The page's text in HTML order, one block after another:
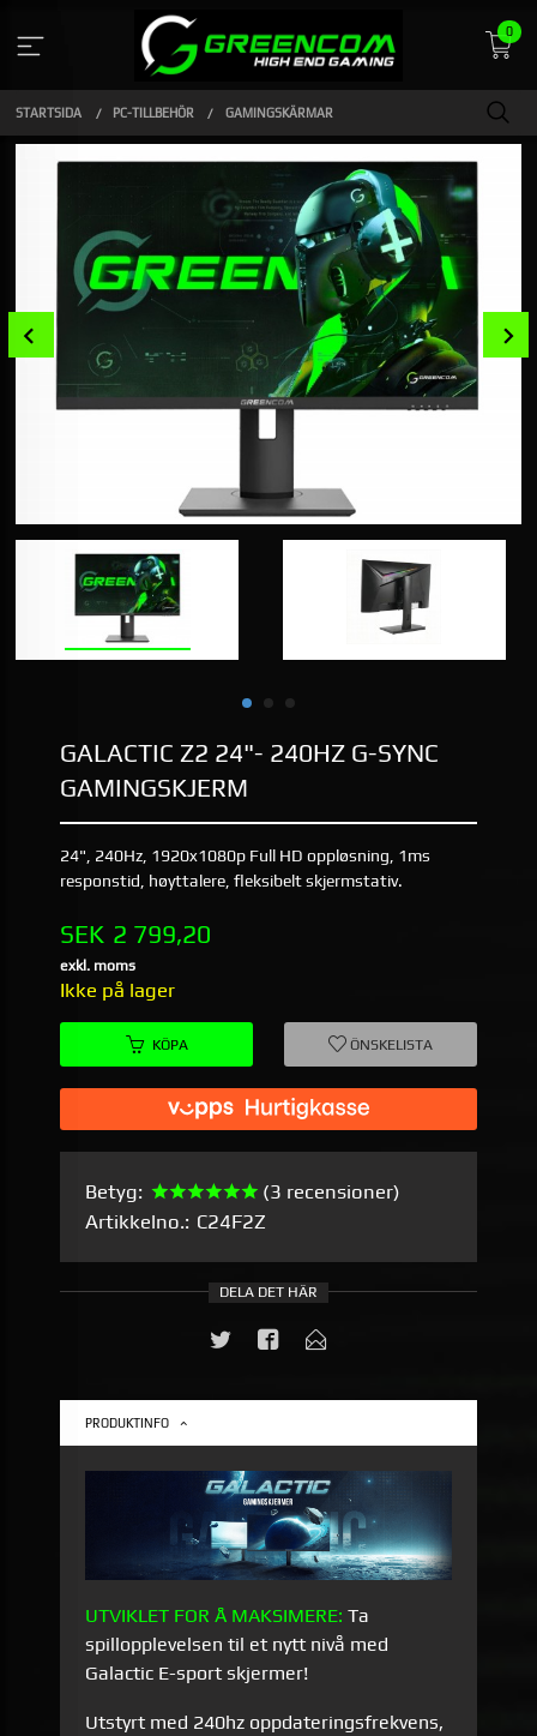
innehåll
0
STARTSIDA PC-TILLBEHÖR GAMINGSKÄRMAR
Prev
GALACTIC Z2 24"- 240HZ G-SYNC
GAMINGSKJERM
24", 240Hz, 1920x1080p Full HD oppløsning, 1ms
responstid, høyttalere, fleksibelt skjermstativ.
Pris
SEK 2 799,20
exkl. moms
Ikke på lager
KÖPA ÖNSKELISTA
Betyg:
(3 recensioner)
Artikkelno.: C24F2Z
DELA DET HÄR
PRODUKTINFO
UTVIKLET FOR Å MAKSIMERE: Ta
spillopplevelsen til et nytt nivå med
Galactic E-sport skjermer!
Utstyrt med 240hz oppdateringsfrekvens,